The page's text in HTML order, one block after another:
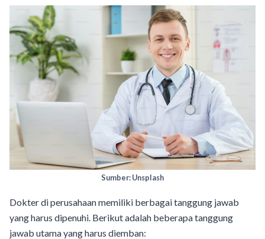
Sumber: Unsplash
Dokter di perusahaan memiliki berbagai tanggung jawab
yang harus dipenuhi. Berikut adalah beberapa tanggung
jawab utama yang harus diemban: